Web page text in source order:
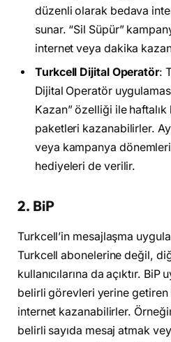
düzenli olarak bedava
sunar. “Sil Süpür”
internet veya dakika
Turkcell Dijital Operatör:
Dijital Operatör
Kazan” özelliği ile
paketleri kazanabilirler.
veya kampanya
hediyeleri de verilir.
2. BiP
Turkcell’in mesajlaşma
Turkcell abonelerine değil,
kullanıcılarına da açıktır. BiP
belirli görevleri yerine getiren
internet kazanabilirler.
belirli sayıda mesaj atmak